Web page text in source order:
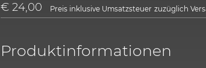
€ 24,00 Preis inklusive Umsatzsteuer zuzüglich
Produktinformationen